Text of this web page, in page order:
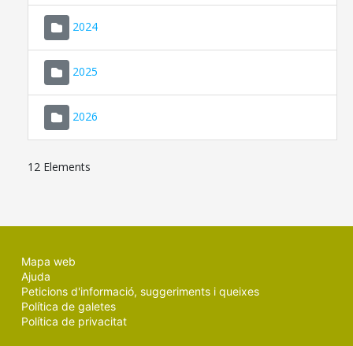
2024
2025
2026
12 Elements
Mapa web
Ajuda
Peticions d'informació, suggeriments i queixes
Política de galetes
Política de privacitat